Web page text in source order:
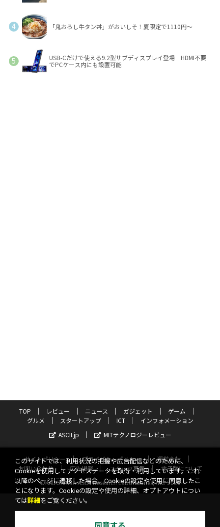
「鬼おろし牛タン丼」がおいしそ！夏限定で1110円～
USB-Cだけで使える9.2型サブディスプレイ登場 HDMI不要
でPCケース内にも設置可能
TOP レビュー ニュース ガジェット
ゲーム
グルメ
スタートアップ ICT
インフォメーション
ASCII.jp
MITテクノロジーレビュー
サイトポリシー プライバシーポリシー
運営会社
お問い合わせ
広告掲載 スタッフ募集
電子版について
©KADOKAWA ASCII Research Laboratories, Inc. 2026
このサイトでは、利用状況の把握や広告配信などのために、
Cookieを使用してアクセスデータを取得・利用しています。これ
以降のページに遷移した場合、Cookieの設定や使用に同意したこ
とになります。Cookieの設定や使用の詳細、オプトアウトについ
ては詳細 をご覧ください。